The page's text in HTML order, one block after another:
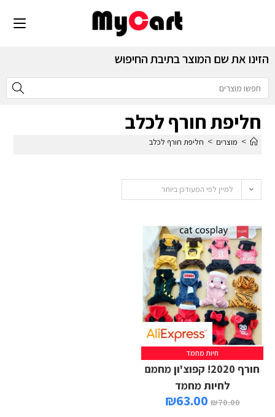
הזינו את שם המוצר בתיבת החיפוש
חליפת חורף לכלב
> מוצרים > חליפת חורף לכלב
למיין לפי המעודכן ביותר
חיות מחמד
חורף 2020! קפוצ'ון מחמם
לחיות מחמד
₪70.00
₪63.00